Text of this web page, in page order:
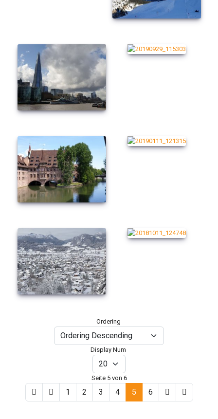
Ordering
Display Num
Seite 5 von 6
1 2 3 4 5 6